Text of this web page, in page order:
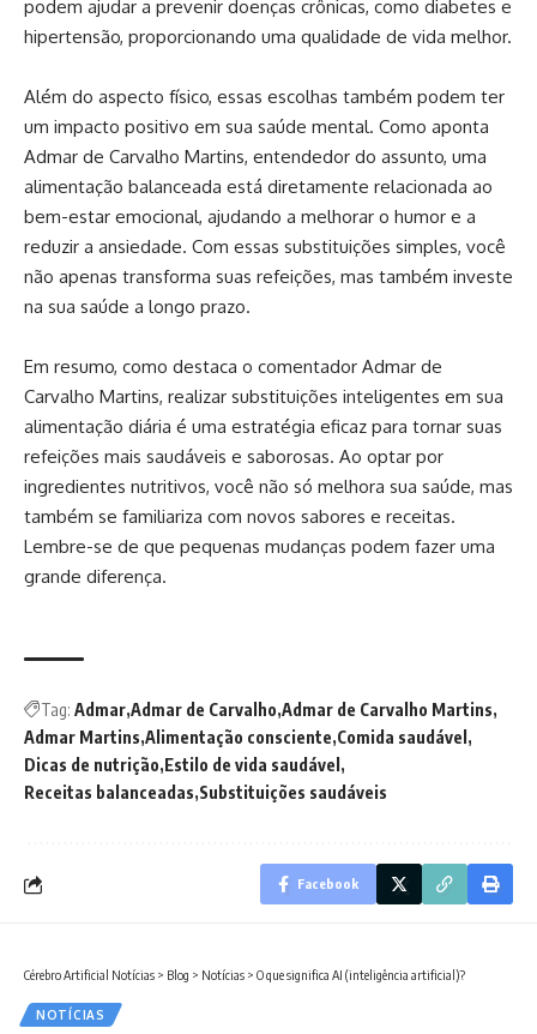
podem ajudar a prevenir doenças crônicas, como diabetes e
hipertensão, proporcionando uma qualidade de vida melhor.
Além do aspecto físico, essas escolhas também podem ter
um impacto positivo em sua saúde mental. Como aponta
Admar de Carvalho Martins, entendedor do assunto, uma
alimentação balanceada está diretamente relacionada ao
bem-estar emocional, ajudando a melhorar o humor e a
reduzir a ansiedade. Com essas substituições simples, você
não apenas transforma suas refeições, mas também investe
na sua saúde a longo prazo.
Em resumo, como destaca o comentador Admar de
Carvalho Martins, realizar substituições inteligentes em sua
alimentação diária é uma estratégia eficaz para tornar suas
refeições mais saudáveis e saborosas. Ao optar por
ingredientes nutritivos, você não só melhora sua saúde, mas
também se familiariza com novos sabores e receitas.
Lembre-se de que pequenas mudanças podem fazer uma
grande diferença.
Tag: Admar Admar de Carvalho Admar de Carvalho Martins
Admar Martins Alimentação consciente Comida saudável
Dicas de nutrição Estilo de vida saudável
Receitas balanceadas Substituições saudáveis
Facebook
Cérebro Artificial Notícias > Blog > Notícias > O que significa AI (inteligência artificial)?
NOTÍCIAS